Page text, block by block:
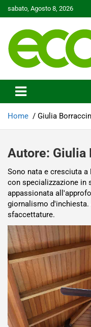
to
sabato, Agosto 8, 2026
Ecoo.it
Home Giulia
Autore: Giulia
Sono nata e cresciuta a
con specializzazione in
appassionata
giornalismo
sfaccettature.